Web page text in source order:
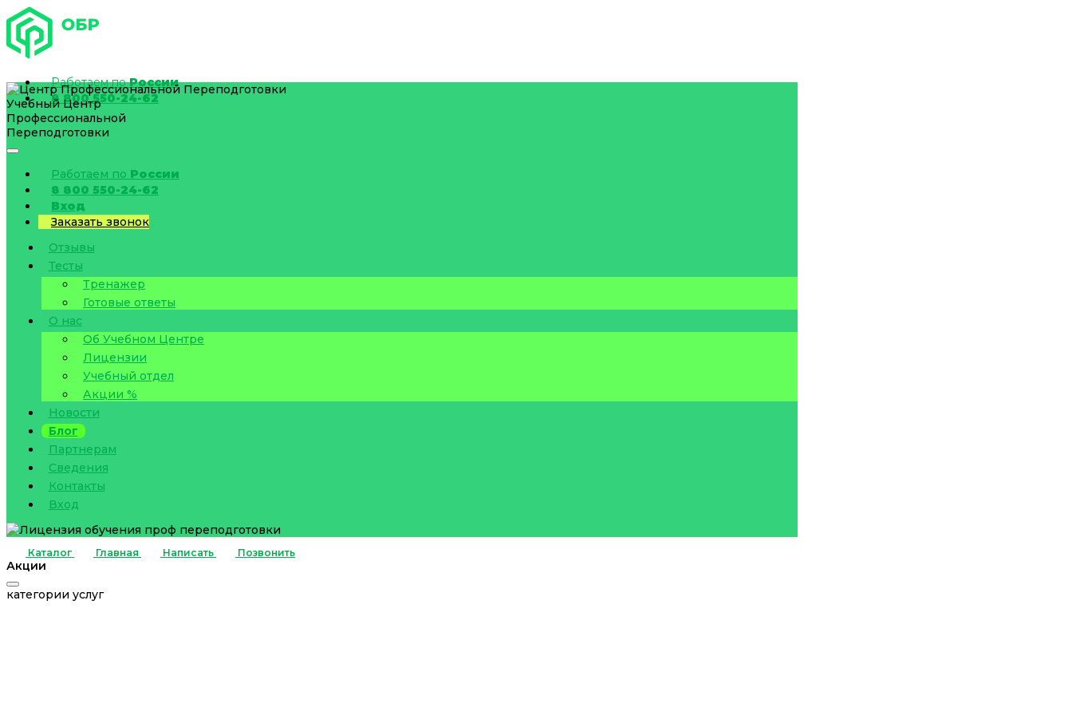
Работаем поРоссии
8 800 550-24-62
Учебный Центр
Профессиональной
Переподготовки
Работаем по России
8 800 550-24-62
Вход
Заказать звонок
Отзывы
Тесты
Тренажер
Готовые ответы
О нас
Об Учебном Центре
Лицензии
Учебный отдел
Акции %
Новости
Блог
Партнерам
Сведения
Контакты
Вход
Каталог Главная Написать Позвонить
Акции
категории услуг